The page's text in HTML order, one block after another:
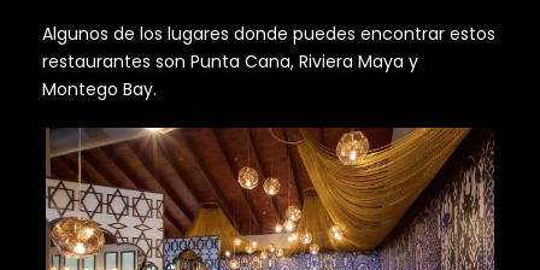
Algunos de los lugares donde puedes encontrar estos
restaurantes son Punta Cana, Riviera Maya y
Montego Bay.